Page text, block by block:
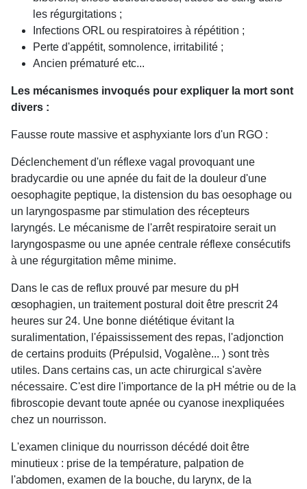
les régurgitations ;
Infections ORL ou respiratoires à répétition ;
Perte d'appétit, somnolence, irritabilité ;
Ancien prématuré etc...
Les mécanismes invoqués pour expliquer la mort sont
divers :
Fausse route massive et asphyxiante lors d'un RGO :
Déclenchement d'un réflexe vagal provoquant une
bradycardie ou une apnée du fait de la douleur d'une
oesophagite peptique, la distension du bas oesophage ou
un laryngospasme par stimulation des récepteurs
laryngés. Le mécanisme de l'arrêt respiratoire serait un
laryngospasme ou une apnée centrale réflexe consécutifs
à une régurgitation même minime.
Dans le cas de reflux prouvé par mesure du pH
œsophagien, un traitement postural doit être prescrit 24
heures sur 24. Une bonne diététique évitant la
suralimentation, l'épaississement des repas, l'adjonction
de certains produits (Prépulsid, Vogalène... ) sont très
utiles. Dans certains cas, un acte chirurgical s'avère
nécessaire. C'est dire l'importance de la pH métrie ou de la
fibroscopie devant toute apnée ou cyanose inexpliquées
chez un nourrisson.
L'examen clinique du nourrisson décédé doit être
minutieux : prise de la température, palpation de
l'abdomen, examen de la bouche, du larynx, de la